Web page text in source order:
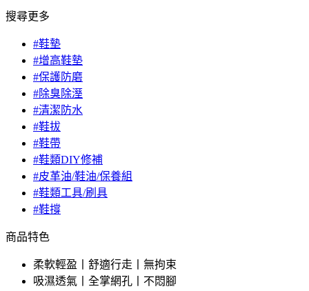
搜尋更多
#鞋墊
#增高鞋墊
#保護防磨
#除臭除溼
#清潔防水
#鞋拔
#鞋帶
#鞋類DIY修補
#皮革油/鞋油/保養組
#鞋類工具/刷具
#鞋撐
商品特色
柔軟輕盈丨舒適行走丨無拘束
吸濕透氣丨全掌網孔丨不悶腳